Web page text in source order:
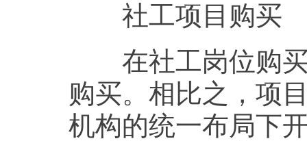
社工项目购买
在社工岗位购买
购买。相比之，项
机构的统一布局下